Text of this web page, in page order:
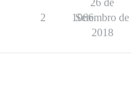
2 1066
26 de
Setembro de
2018